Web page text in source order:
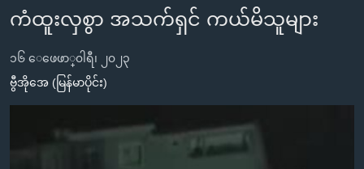
များ
ပင်မ
အကြောင်းအရာ
နိုင်ငံတကာ
တရုတ်
အစ္စရေး-ပါလက်စတိုင်း
ဗွီဒီယို
ရပ်ဝန်းတခု လမ်းတခု အလွန်
အင်္ဂလိပ်စာလေ့လာမယ်
အမေရိကန်သုံးအီဒီယံ
အပတ်စဉ်ကဏ္ဍများ
ရေဒီယိုနှင့်ရုပ်သံ အချက်အလက်များ
ကံထူးလှစွာ အသက်ရှင် ကယ်မိသူများ
၁၆ ေဖေဖာ္၀ါရီ၊ ၂၀၂၃
ဗွီအိုအေ (မြန်မာပိုင်း)